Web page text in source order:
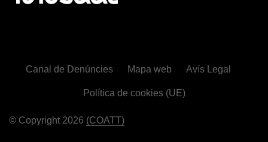
© Copyright 2026 (COATT)
Canal de Denúncies Mapa web Avís Legal
Política de cookies (UE)